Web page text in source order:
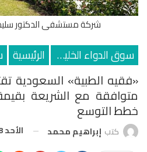
شركة مستشفى الدكتور
سوق الدواء الخليجي الرئيسية
«فقيه الطبية» السعودية
خطط التوسع
كتب إبراهيم محمد الأحد 28 يونيو, 2026 7:08 م